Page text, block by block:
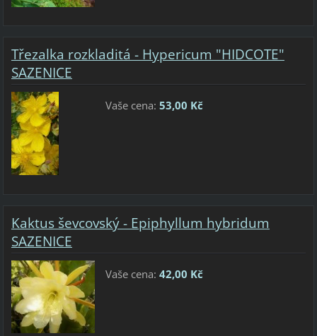
Třezalka rozkladitá - Hypericum "HIDCOTE"
SAZENICE
Vaše cena: 53,00 Kč
Kaktus ševcovský - Epiphyllum hybridum
SAZENICE
Vaše cena: 42,00 Kč